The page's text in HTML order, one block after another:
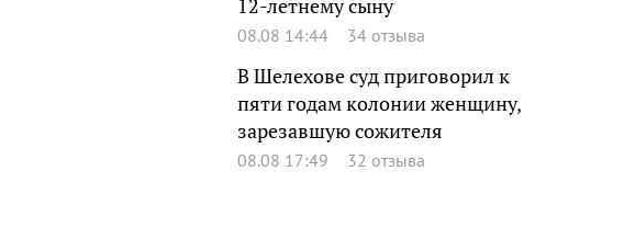
12-летнему сыну
08.08 14:44 34 отзыва
В Шелехове суд приговорил к
пяти годам колонии женщину,
зарезавшую сожителя
08.08 17:49 32 отзыва